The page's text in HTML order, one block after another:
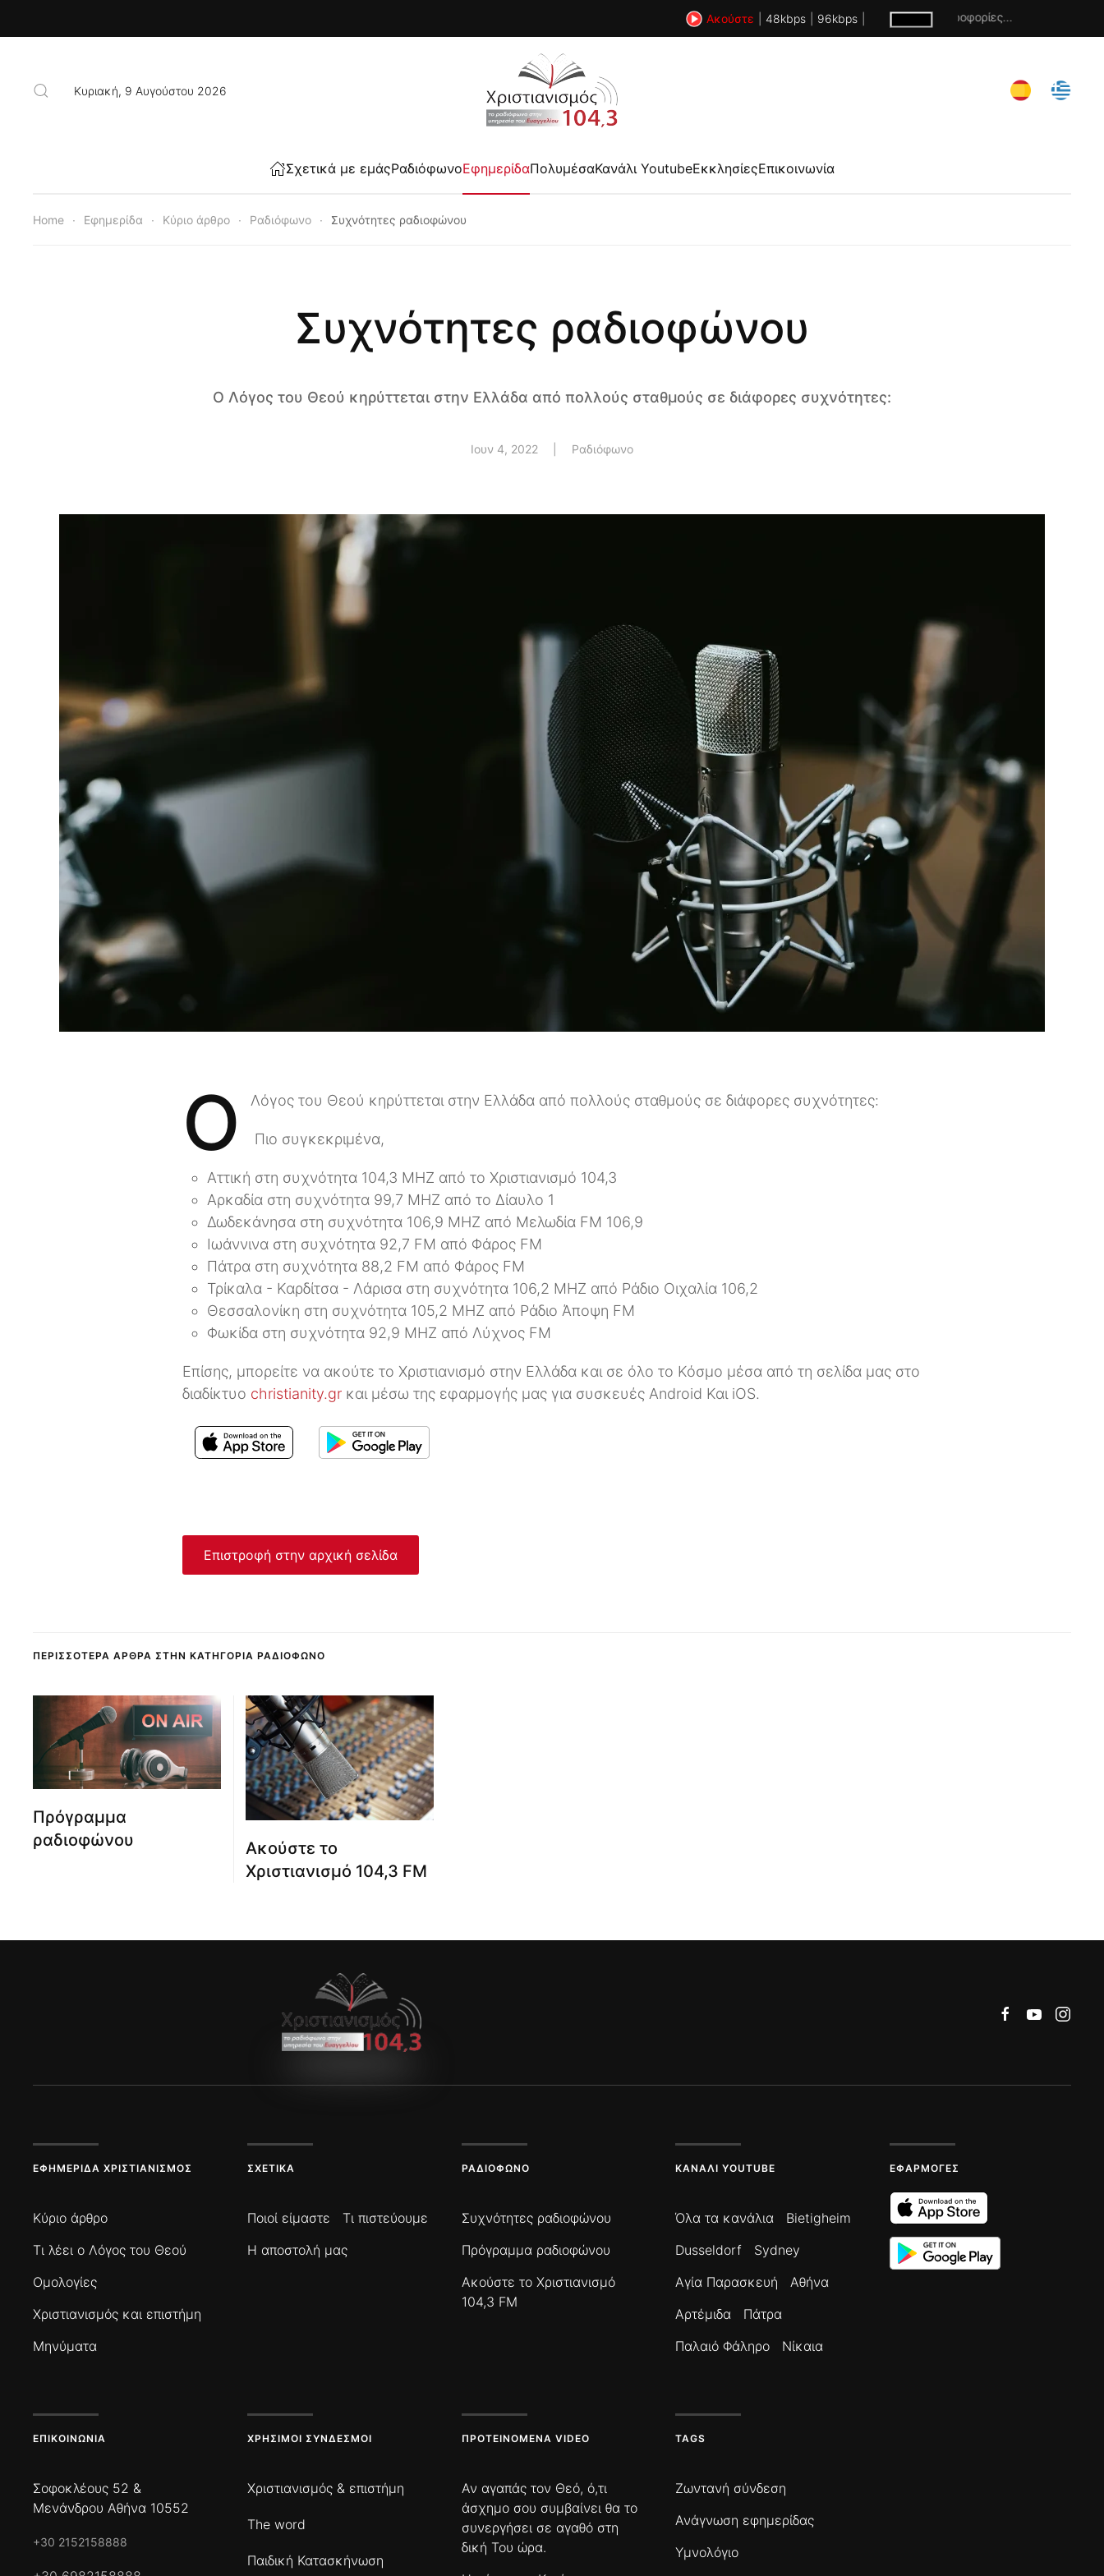
Ακούστε 48kbps 96kbps Χωρίς πληροφορίες...
Κυριακή, 9 Αυγούστου 2026
Σχετικά με εμάςΡαδιόφωνοΕφημερίδαΠολυμέσαΚανάλι YoutubeΕκκλησίεςΕπικοινωνία
Home Εφημερίδα Κύριο άρθρο Ραδιόφωνο Συχνότητες ραδιοφώνου
Συχνότητες ραδιοφώνου
Ο Λόγος του Θεού κηρύττεται στην Ελλάδα από πολλούς σταθμούς σε διάφορες συχνότητες:
Ιουν 4, 2022 Ραδιόφωνο
Ο Λόγος του Θεού κηρύττεται στην Ελλάδα από πολλούς σταθμούς σε διάφορες συχνότητες:
Πιο συγκεκριμένα,
Αττική στη συχνότητα 104,3 MHZ από το Χριστιανισμό 104,3
Αρκαδία στη συχνότητα 99,7 MHZ από το Δίαυλο 1
Δωδεκάνησα στη συχνότητα 106,9 MHZ από Μελωδία FM 106,9
Ιωάννινα στη συχνότητα 92,7 FM από Φάρος FM
Πάτρα στη συχνότητα 88,2 FM από Φάρος FM
Τρίκαλα - Καρδίτσα - Λάρισα στη συχνότητα 106,2 MHZ από Ράδιο Οιχαλία 106,2
Θεσσαλονίκη στη συχνότητα 105,2 MHZ από Ράδιο Άποψη FM
Φωκίδα στη συχνότητα 92,9 MHZ από Λύχνος FM
Επίσης, μπορείτε να ακούτε το Χριστιανισμό στην Ελλάδα και σε όλο το Κόσμο μέσα από τη σελίδα μας στο
διαδίκτυο christianity.gr και μέσω της εφαρμογής μας για συσκευές Android Και iOS.
Επιστροφή στην αρχική σελίδα
ΠΕΡΙΣΣΌΤΕΡΑ ΆΡΘΡΑ ΣΤΗΝ ΚΑΤΗΓΟΡΊΑ ΡΑΔΙΌΦΩΝΟ
Πρόγραμμα
ραδιοφώνου
Ακούστε το
Χριστιανισμό 104,3 FM
ΕΦΗΜΕΡΊΔΑ ΧΡΙΣΤΙΑΝΙΣΜΌΣ
Κύριο άρθρο
Τι λέει ο Λόγος του Θεού
Ομολογίες
Χριστιανισμός και επιστήμη
Μηνύματα
ΣΧΕΤΙΚΆ
Ποιοί είμαστε
Τι πιστεύουμε
Η αποστολή μας
ΡΑΔΙΌΦΩΝΟ
Συχνότητες ραδιοφώνου
Πρόγραμμα ραδιοφώνου
Ακούστε το Χριστιανισμό
104,3 FM
ΚΑΝΆΛΙ YOUTUBE
Όλα τα κανάλια
Bietigheim
Dusseldorf
Sydney
Αγία Παρασκευή
Αθήνα
Αρτέμιδα
Πάτρα
Παλαιό Φάληρο
Νίκαια
ΕΦΑΡΜΟΓΈΣ
ΕΠΙΚΟΙΝΩΝΊΑ
Σοφοκλέους 52 &
Μενάνδρου Αθήνα 10552
+30 2152158888
ΧΡΉΣΙΜΟΙ ΣΎΝΔΕΣΜΟΙ
Χριστιανισμός & επιστήμη
The word
Παιδική Κατασκήνωση
ΠΡΟΤΕΙΝΌΜΕΝΑ VIDEO
Αν αγαπάς τον Θεό, ό,τι
άσχημο σου συμβαίνει θα το
συνεργήσει σε αγαθό στη
δική Του ώρα.
TAGS
Ζωντανή σύνδεση
Ανάγνωση εφημερίδας
Υμνολόγιο